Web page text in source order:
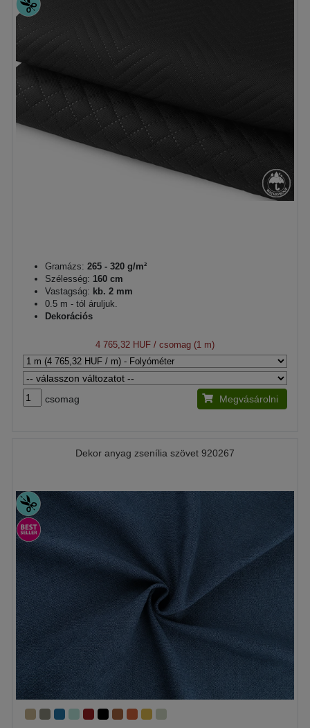
Gramázs: 265 - 320 g/m²
Szélesség: 160 cm
Vastagság: kb. 2 mm
0.5 m - tól áruljuk.
Dekorációs
4 765,32 HUF / csomag (1 m)
csomag Megvásárolni
Dekor anyag zsenília szövet 920267